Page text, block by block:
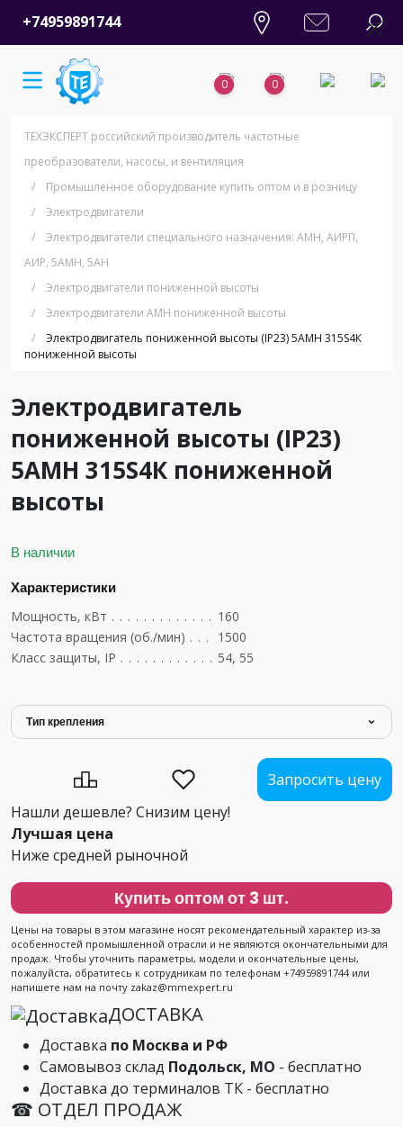
+74959891744
0 0
ТЕХЭКСПЕРТ российский производитель частотные
преобразователи, насосы, и вентиляция
/
Промышленное оборудование купить оптом и в розницу
/
Электродвигатели
/
Электродвигатели специального назначения: АМН, АИРП,
АИР, 5АМН, 5АН
/
Электродвигатели пониженной высоты
/
Электродвигатели АМН пониженной высоты
/
Электродвигатель пониженной высоты (IP23) 5АМН 315S4К
пониженной высоты
Электродвигатель
пониженной высоты (IP23)
5АМН 315S4К пониженной
высоты
В наличии
Характеристики
Мощность, кВт
160
Частота вращения (об./мин)
1500
Класс защиты, IP
54, 55
Тип крепления
Запросить цену
Нашли дешевле? Снизим цену!
Лучшая цена
Ниже средней рыночной
Купить оптом от 3 шт.
Цены на товары в этом магазине носят рекомендательный характер из-за
особенностей промышленной отрасли и не являются окончательными для
продаж. Чтобы уточнить параметры, модели и окончательные цены,
пожалуйста, обратитесь к сотрудникам по телефонам +74959891744 или
напишете нам на почту zakaz@mmexpert.ru
ДОСТАВКА
Доставка по Москва и РФ
Самовывоз склад Подольск, МО - бесплатно
Доставка до терминалов ТК - бесплатно
☎ ОТДЕЛ ПРОДАЖ